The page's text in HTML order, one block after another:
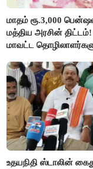
மாதம் ரூ.3,000
மத்திய அரசின்
மாவட்ட
செய்தி!
உதயநிதி ஸ்டாலின்